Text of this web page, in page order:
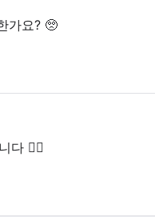
가요? 🥺
다 🙋‍♀️